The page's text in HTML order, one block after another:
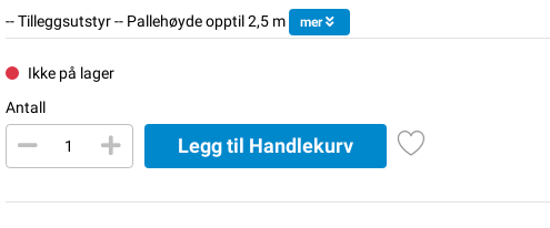
-- Tilleggsutstyr -- Pallehøyde opptil 2,5 m mer
Ikke på lager
Antall
Legg til Handlekurv